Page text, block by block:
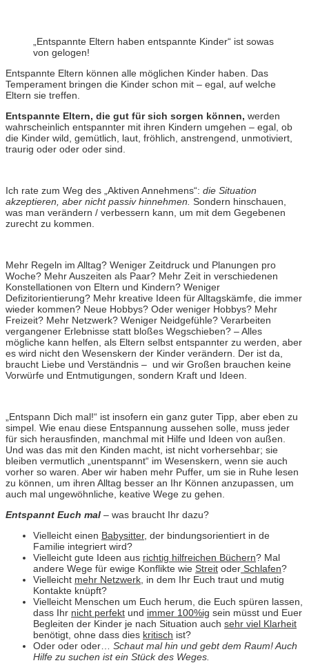
„Entspannte Eltern haben entspannte Kinder“ ist sowas
von gelogen!
Entspannte Eltern können alle möglichen Kinder haben. Das
Temperament bringen die Kinder schon mit – egal, auf welche
Eltern sie treffen.
Entspannte Eltern, die gut für sich sorgen können, werden
wahrscheinlich entspannter mit ihren Kindern umgehen – egal, ob
die Kinder wild, gemütlich, laut, fröhlich, anstrengend, unmotiviert,
traurig oder oder oder sind.
Ich rate zum Weg des „Aktiven Annehmens“: die Situation
akzeptieren, aber nicht passiv hinnehmen. Sondern hinschauen,
was man verändern / verbessern kann, um mit dem Gegebenen
zurecht zu kommen.
Mehr Regeln im Alltag? Weniger Zeitdruck und Planungen pro
Woche? Mehr Auszeiten als Paar? Mehr Zeit in verschiedenen
Konstellationen von Eltern und Kindern? Weniger
Defizitorientierung? Mehr kreative Ideen für Alltagskämfe, die immer
wieder kommen? Neue Hobbys? Oder weniger Hobbys? Mehr
Freizeit? Mehr Netzwerk? Weniger Neidgefühle? Verarbeiten
vergangener Erlebnisse statt bloßes Wegschieben? – Alles
mögliche kann helfen, als Eltern selbst entspannter zu werden, aber
es wird nicht den Wesenskern der Kinder verändern. Der ist da,
braucht Liebe und Verständnis – und wir Großen brauchen keine
Vorwürfe und Entmutigungen, sondern Kraft und Ideen.
„Entspann Dich mal!“ ist insofern ein ganz guter Tipp, aber eben zu
simpel. Wie enau diese Entspannung aussehen solle, muss jeder
für sich herausfinden, manchmal mit Hilfe und Ideen von außen.
Und was das mit den Kinden macht, ist nicht vorhersehbar; sie
bleiben vermutlich „unentspannt“ im Wesenskern, wenn sie auch
vorher so waren. Aber wir haben mehr Puffer, um sie in Ruhe lesen
zu können, um ihren Alltag besser an Ihr Können anzupassen, um
auch mal ungewöhnliche, keative Wege zu gehen.
Entspannt Euch mal – was braucht Ihr dazu?
Vielleicht einen Babysitter, der bindungsorientiert in de
Familie integriert wird?
Vielleicht gute Ideen aus richtig hilfreichen Büchern? Mal
andere Wege für ewige Konflikte wie Streit oder Schlafen?
Vielleicht mehr Netzwerk , in dem Ihr Euch traut und mutig
Kontakte knüpft?
Vielleicht Menschen um Euch herum, die Euch spüren lassen,
dass Ihr nicht perfekt und immer 100%ig sein müsst und Euer
Begleiten der Kinder je nach Situation auch sehr viel Klarheit
benötigt, ohne dass dies kritisch ist?
Oder oder oder… Schaut mal hin und gebt dem Raum! Auch
Hilfe zu suchen ist ein Stück des Weges.